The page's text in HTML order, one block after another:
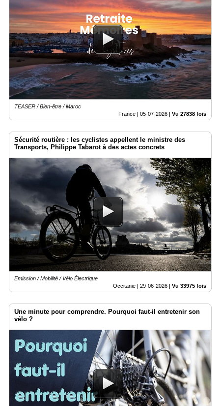
TEASER / Bien-être / Maroc
France | 05-07-2026 | Vu 27838 fois
Sécurité routière : les cyclistes appellent le ministre des
Transports, Philippe Tabarot à des actes concrets
Emission / Mobilité / Vélo Électrique
Occitanie | 29-06-2026 | Vu 33975 fois
Une minute pour comprendre. Pourquoi faut-il entretenir son
vélo ?